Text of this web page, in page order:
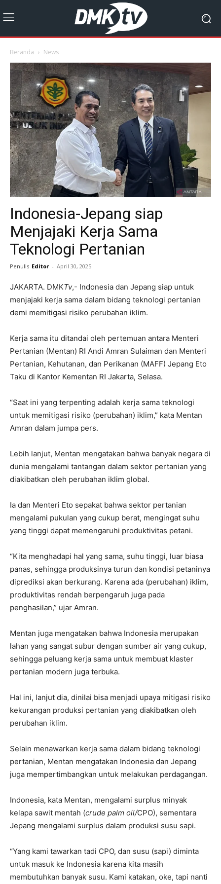
Beranda News
Indonesia-Jepang siap
Menjajaki Kerja Sama
Teknologi Pertanian
Penulis Editor - April 30, 2025
JAKARTA. DMKTv,- Indonesia dan Jepang siap untuk
menjajaki kerja sama dalam bidang teknologi pertanian
demi memitigasi risiko perubahan iklim.
Kerja sama itu ditandai oleh pertemuan antara Menteri
Pertanian (Mentan) RI Andi Amran Sulaiman dan Menteri
Pertanian, Kehutanan, dan Perikanan (MAFF) Jepang Eto
Taku di Kantor Kementan RI Jakarta, Selasa.
“Saat ini yang terpenting adalah kerja sama teknologi
untuk memitigasi risiko (perubahan) iklim,” kata Mentan
Amran dalam jumpa pers.
Lebih lanjut, Mentan mengatakan bahwa banyak negara di
dunia mengalami tantangan dalam sektor pertanian yang
diakibatkan oleh perubahan iklim global.
Ia dan Menteri Eto sepakat bahwa sektor pertanian
mengalami pukulan yang cukup berat, mengingat suhu
yang tinggi dapat memengaruhi produktivitas petani.
“Kita menghadapi hal yang sama, suhu tinggi, luar biasa
panas, sehingga produksinya turun dan kondisi petaninya
diprediksi akan berkurang. Karena ada (perubahan) iklim,
produktivitas rendah berpengaruh juga pada
penghasilan,” ujar Amran.
Mentan juga mengatakan bahwa Indonesia merupakan
lahan yang sangat subur dengan sumber air yang cukup,
sehingga peluang kerja sama untuk membuat klaster
pertanian modern juga terbuka.
Hal ini, lanjut dia, dinilai bisa menjadi upaya mitigasi risiko
kekurangan produksi pertanian yang diakibatkan oleh
perubahan iklim.
Selain menawarkan kerja sama dalam bidang teknologi
pertanian, Mentan mengatakan Indonesia dan Jepang
juga mempertimbangkan untuk melakukan perdagangan.
Indonesia, kata Mentan, mengalami surplus minyak
kelapa sawit mentah (crude palm oil/CPO), sementara
Jepang mengalami surplus dalam produksi susu sapi.
“Yang kami tawarkan tadi CPO, dan susu (sapi) diminta
untuk masuk ke Indonesia karena kita masih
membutuhkan banyak susu. Kami katakan, oke, tapi nanti